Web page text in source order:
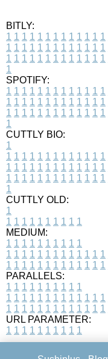
BITLY:
1 1 1 1 1 1 1 1 1 1 1 1 1
1 1 1 1 1 1 1 1 1 1 1 1 1
1 1 1 1 1 1 1 1 1 1 1 1 1
1
SPOTIFY:
1 1 1 1 1 1 1 1 1 1 1 1 1
1 1 1 1 1 1 1 1 1 1 1 1 1
1 1 1 1 1 1 1 1 1 1 1 1 1
1
CUTTLY BIO:
1
1 1 1 1 1 1 1 1 1 1 1 1 1
1 1 1 1 1 1 1 1 1 1 1 1 1
1 1 1 1 1 1 1 1 1 1 1 1 1
1
CUTTLY OLD:
1
1 1 1 1 1 1 1 1 1 1
MEDIUM:
1 1 1 1 1 1 1 1 1 1
1 1 1 1 1 1 1 1 1 1 1 1 1
1 1 1 1 1 1 1 1 1 1 1 1 1
PARALLELS:
1 1 1 1 1 1 1 1 1 1
1 1 1 1 1 1 1 1 1 1 1 1 1
1 1 1 1 1 1 1 1 1 1 1 1 1
URL PARAMETER:
1 1 1 1 1 1 1 1 1 1